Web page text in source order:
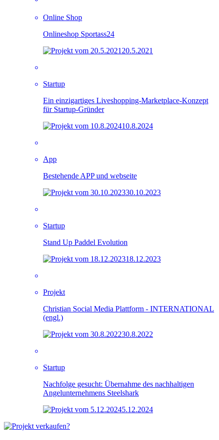
Online Shop
Onlineshop Sportass24
20.5.2021
Startup
Ein einzigartiges Liveshopping-Marketplace-Konzept
für Startup-Gründer
10.8.2024
App
Bestehende APP und webseite
30.10.2023
Startup
Stand Up Paddel Evolution
18.12.2023
Projekt
Christian Social Media Plattform - INTERNATIONAL
(engl.)
30.8.2022
Startup
Nachfolge gesucht: Übernahme des nachhaltigen
Angelunternehmens Steelshark
5.12.2024